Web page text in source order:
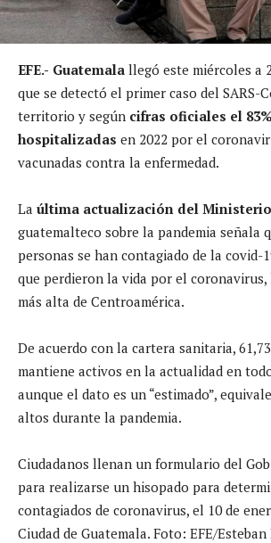
EFE.- Guatemala llegó este miércoles a
que se detectó el primer caso del SARS-
territorio y según cifras oficiales el
hospitalizadas en 2022 por el
vacunadas contra la enfermedad.
La última actualización del
guatemalteco sobre la pandemia señala
personas se han contagiado de la covid-
que perdieron la vida por el coronavirus,
más alta de Centroamérica.
De acuerdo con la cartera sanitaria,
mantiene activos en la actualidad en
aunque el dato es un “estimado”,
altos durante la pandemia.
Ciudadanos llenan un formulario del
para realizarse un hisopado para
contagiados de coronavirus, el 10 de
Ciudad de Guatemala. Foto: EFE/Esteban